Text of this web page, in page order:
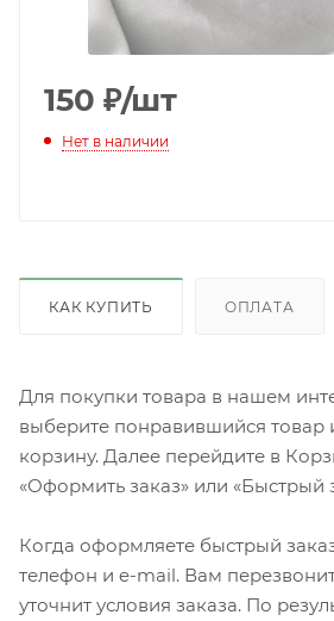
150 ₽/шт
Нет в наличии
КАК КУПИТЬ ОПЛАТА
Для покупки товара в нашем
выберите понравившийся товар
корзину. Далее перейдите в
«Оформить заказ» или «Быстрый
Когда оформляете быстрый
телефон и e-mail. Вам
уточнит условия заказа. По